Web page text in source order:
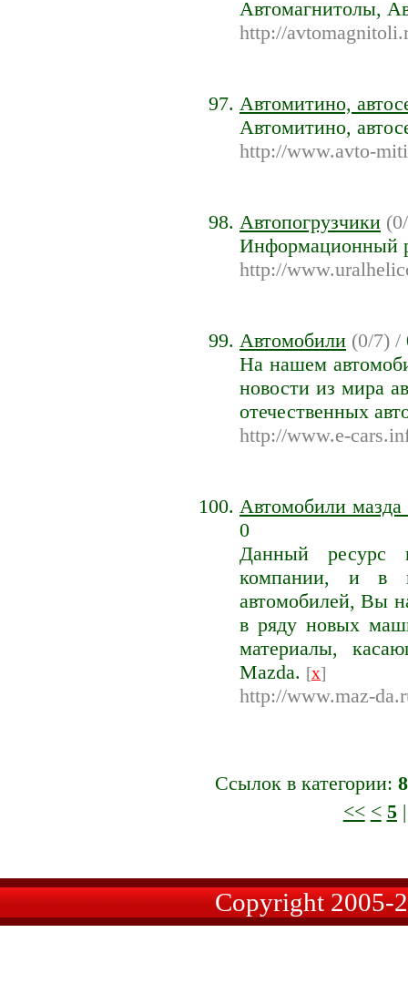
Автомагнитолы,
http://
Автомитино,
Автомитино,
http://www.avto-
Автопогрузчики
Информационный
http://
Автомобили (0/7) /
На нашем
новости из мира
отечественных
http://www.e-
Автомобили
0
Данный ресурс
компании, и в
автомобилей, Вы
в ряду новых
материалы,
Mazda. [x]
http://www.maz-
Ссылок в категории:
<< < 5
Copyright 2005-